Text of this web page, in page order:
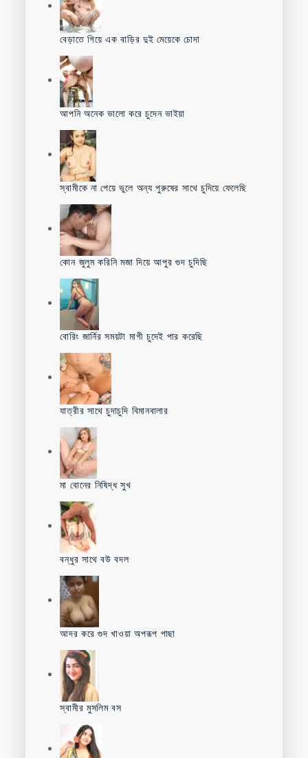
বেড়াতে গিয়ে এক বাড়ির দুই মেয়েকে চোদা
আপনি অনেক ভালো করে চুদেন ভাইয়া
স্বামীকে না পেয়ে ভুলে অন্য পুরুষের সাথে চুদিয়ে ফেলেছি
কোন জুলুম করিনি মজা দিয়ে আপুর গুদ চুদিছি
বোরিং জার্নির সময়টা মাগী চুদেই পার করেছি
যাত্রীর সাথে চুদাচুদি বিমানবালার
মা বোনের নিষিদ্ধ সুখ
বন্ধুর সাথে বউ বদল
আদর করে গুদ খাওয়া অপরূপ পাছা
স্বামীর মুসলিম বস